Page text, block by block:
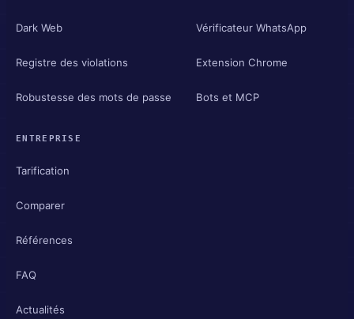
Dark Web
Registre des violations
Robustesse des mots de passe
Vérificateur WhatsApp
Extension Chrome
Bots et MCP
ENTREPRISE
Tarification
Comparer
Références
FAQ
Actualités